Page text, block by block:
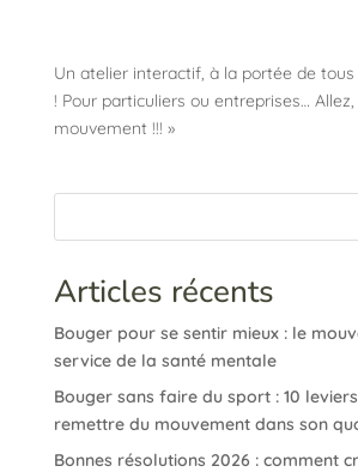
Un atelier interactif, à la portée de
! Pour particuliers ou entreprises…
mouvement !!! »
Articles récents
Bouger pour se sentir mieux : le
service de la santé mentale
Bouger sans faire du sport : 10
remettre du mouvement dans son
Bonnes résolutions 2026 : comment